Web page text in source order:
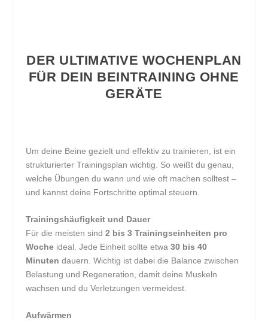
DER ULTIMATIVE WOCHENPLAN
FÜR DEIN BEINTRAINING OHNE
GERÄTE
Um deine Beine gezielt und effektiv zu trainieren, ist ein
strukturierter Trainingsplan wichtig. So weißt du genau,
welche Übungen du wann und wie oft machen solltest –
und kannst deine Fortschritte optimal steuern.
Trainingshäufigkeit und Dauer
Für die meisten sind 2 bis 3 Trainingseinheiten pro
Wocheideal. Jede Einheit sollte etwa 30 bis 40
Minuten dauern. Wichtig ist dabei die Balance zwischen
Belastung und Regeneration, damit deine Muskeln
wachsen und du Verletzungen vermeidest.
Aufwärmen